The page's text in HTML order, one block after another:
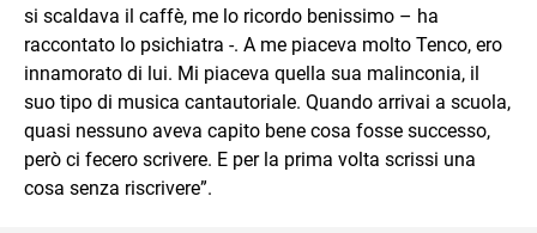
si scaldava il caffè, me lo ricordo benissimo – ha
raccontato lo psichiatra -. A me piaceva molto Tenco, ero
innamorato di lui. Mi piaceva quella sua malinconia, il
suo tipo di musica cantautoriale. Quando arrivai a scuola,
quasi nessuno aveva capito bene cosa fosse successo,
però ci fecero scrivere. E per la prima volta scrissi una
cosa senza riscrivere”.